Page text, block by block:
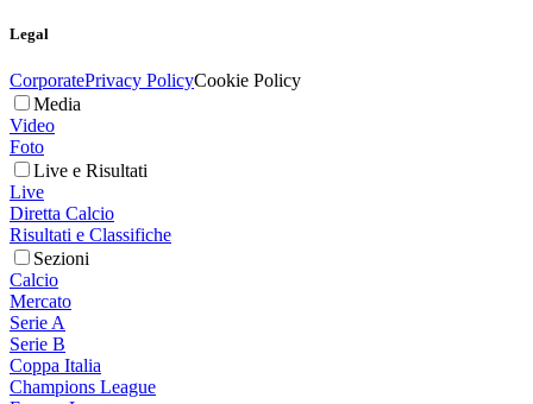
Legal
CorporatePrivacy PolicyCookie Policy
Media
Video
Foto
Live e Risultati
Live
Diretta Calcio
Risultati e Classifiche
Sezioni
Calcio
Mercato
Serie A
Serie B
Coppa Italia
Champions League